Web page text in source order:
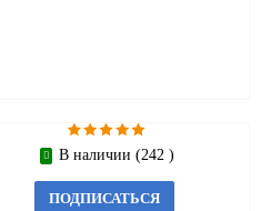
В наличии (242 )
ПОДПИСАТЬСЯ